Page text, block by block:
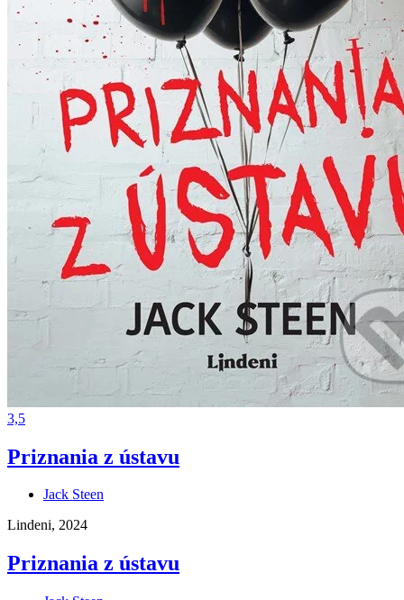
3,5
Priznania z ústavu
Jack Steen
Lindeni, 2024
Priznania z ústavu